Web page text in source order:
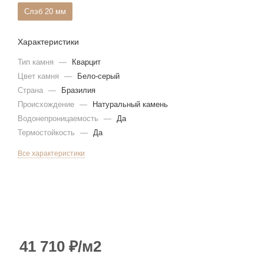
Слэб 20 мм
Характеристики
Тип камня —
Кварцит
Цвет камня
—
Бело-серый
Страна —
Бразилия
Происхождение —
Натуральный камень
Водонепроницаемость
—
Да
Термостойкость
— Да
Все характеристики
41 710 ₽/м2